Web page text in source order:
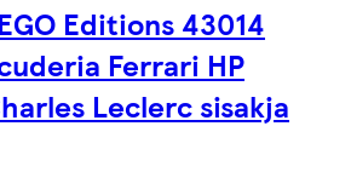
Editions 43014
Ferrari HP
Leclerc sisakja